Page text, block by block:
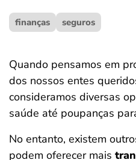
ferramentas
finanças seguros
Quando pensamos em
dos nossos entes
consideramos diversas
saúde até poupanças
No entanto, existem
podem oferecer mais